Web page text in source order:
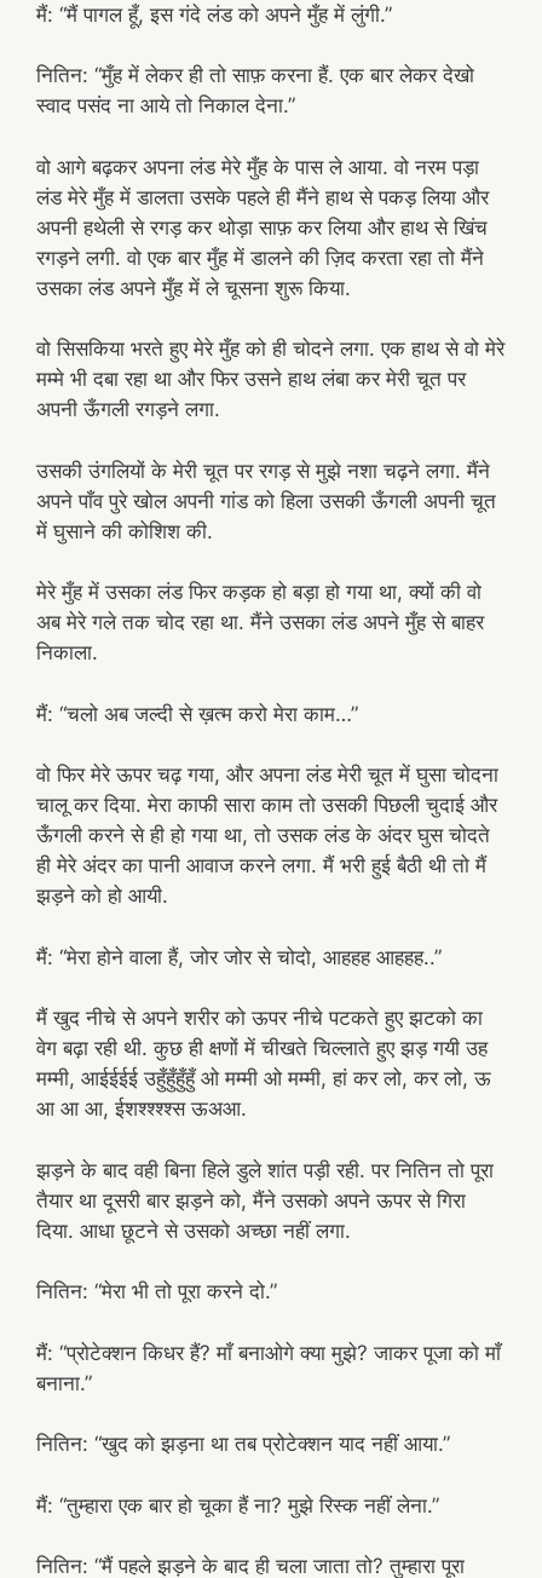
मैं: “मैं पागल हूँ, इस गंदे लंड को अपने मुँह में लुंगी.”
नितिन: “मुँह में लेकर ही तो साफ़ करना हैं. एक बार लेकर देखो
स्वाद पसंद ना आये तो निकाल देना.”
वो आगे बढ़कर अपना लंड मेरे मुँह के पास ले आया. वो नरम पड़ा
लंड मेरे मुँह में डालता उसके पहले ही मैंने हाथ से पकड़ लिया और
अपनी हथेली से रगड़ कर थोड़ा साफ़ कर लिया और हाथ से खिंच
रगड़ने लगी. वो एक बार मुँह में डालने की ज़िद करता रहा तो मैंने
उसका लंड अपने मुँह में ले चूसना शुरू किया.
वो सिसकिया भरते हुए मेरे मुँह को ही चोदने लगा. एक हाथ से वो मेरे
मम्मे भी दबा रहा था और फिर उसने हाथ लंबा कर मेरी चूत पर
अपनी ऊँगली रगड़ने लगा.
उसकी उंगलियों के मेरी चूत पर रगड़ से मुझे नशा चढ़ने लगा. मैंने
अपने पाँव पुरे खोल अपनी गांड को हिला उसकी ऊँगली अपनी चूत
में घुसाने की कोशिश की.
मेरे मुँह में उसका लंड फिर कड़क हो बड़ा हो गया था, क्यों की वो
अब मेरे गले तक चोद रहा था. मैंने उसका लंड अपने मुँह से बाहर
निकाला.
मैं: “चलो अब जल्दी से ख़त्म करो मेरा काम…”
वो फिर मेरे ऊपर चढ़ गया, और अपना लंड मेरी चूत में घुसा चोदना
चालू कर दिया. मेरा काफी सारा काम तो उसकी पिछली चुदाई और
ऊँगली करने से ही हो गया था, तो उसक लंड के अंदर घुस चोदते
ही मेरे अंदर का पानी आवाज करने लगा. मैं भरी हुई बैठी थी तो मैं
झड़ने को हो आयी.
मैं: “मेरा होने वाला हैं, जोर जोर से चोदो, आहहह आहहह..”
मैं खुद नीचे से अपने शरीर को ऊपर नीचे पटकते हुए झटको का
वेग बढ़ा रही थी. कुछ ही क्षणों में चीखते चिल्लाते हुए झड़ गयी उह
मम्मी, आईईईई उहुँहुँहुँहुँ ओ मम्मी ओ मम्मी, हां कर लो, कर लो, ऊ
आ आ आ, ईशश्श्श्श्स ऊअआ.
झड़ने के बाद वही बिना हिले डुले शांत पड़ी रही. पर नितिन तो पूरा
तैयार था दूसरी बार झड़ने को, मैंने उसको अपने ऊपर से गिरा
दिया. आधा छूटने से उसको अच्छा नहीं लगा.
नितिन: “मेरा भी तो पूरा करने दो.”
मैं: “प्रोटेक्शन किधर हैं? माँ बनाओगे क्या मुझे? जाकर पूजा को माँ
बनाना.”
नितिन: “खुद को झड़ना था तब प्रोटेक्शन याद नहीं आया.”
मैं: “तुम्हारा एक बार हो चूका हैं ना? मुझे रिस्क नहीं लेना.”
नितिन: “मैं पहले झड़ने के बाद ही चला जाता तो? तुम्हारा पूरा